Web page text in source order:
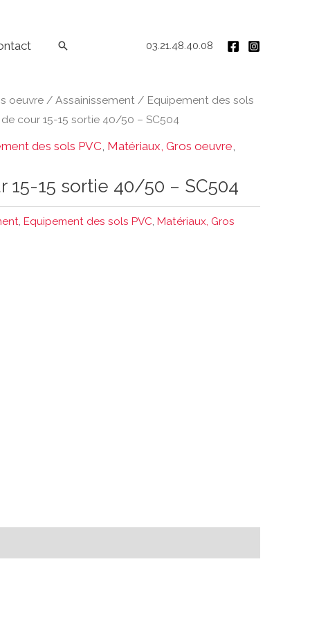
Rechercher 03.21.48.40.08
oeuvre / Assainissement / Equipement des sols
cour 15-15 sortie 40/50 – SC504
des sols PVC Matériaux, Gros oeuvre
15-15 sortie 40/50 – SC504
, Equipement des sols PVC, Matériaux, Gros